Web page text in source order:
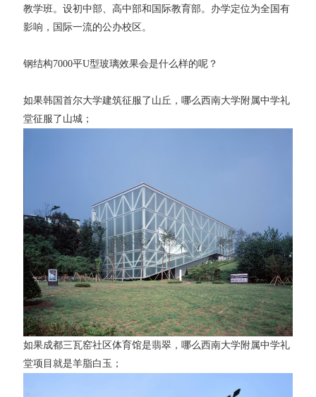
教学班。设初中部、高中部和国际教育部。办学定位为全国有
影响，国际一流的公办校区。
钢结构7000平U型玻璃效果会是什么样的呢？
如果韩国首尔大学建筑征服了山丘，哪么西南大学附属中学礼
堂征服了山城；
如果成都三瓦窑社区体育馆是翡翠，哪么西南大学附属中学礼
堂项目就是羊脂白玉；